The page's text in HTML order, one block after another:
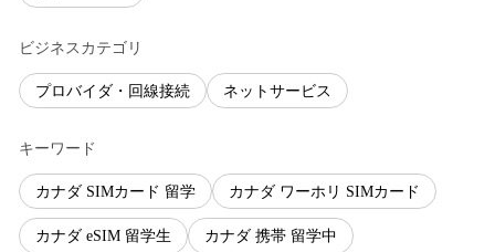
ビジネスカテゴリ
プロバイダ・回線接続 ネットサービス
キーワード
カナダ SIMカード 留学 カナダ ワーホリ SIMカード
カナダ eSIM 留学生 カナダ 携帯 留学中